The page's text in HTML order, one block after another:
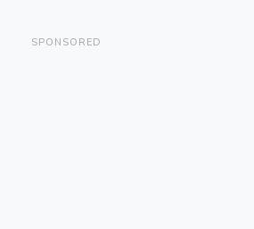
SPONSORED